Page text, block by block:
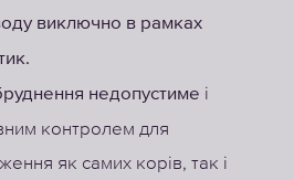
виключно в рамках
недопустиме і
контролем для
як самих корів, так і